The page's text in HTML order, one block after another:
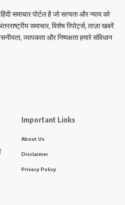
समाचार पोर्टल है जो सत्यता और न्याय को
समाचार, विशेष रिपोर्ट्स, ताज़ा खबरें
व्यापकता और निष्पक्षता हमारे संविधान
Important Links
About Us
Disclaimer
Privacy Policy